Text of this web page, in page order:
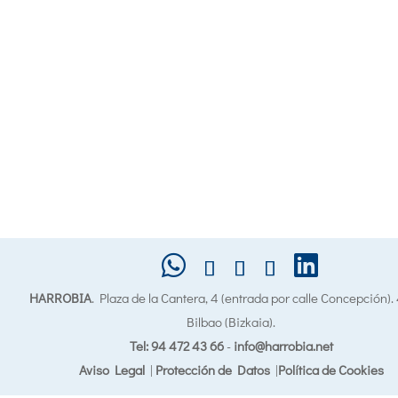
HARROBIA. Plaza de la Cantera, 4 (entrada por calle
Bilbao (Bizkaia).
Tel: 94 472 43 66- info@harrobia.net
Aviso Legal| Protección de Datos|Política de Cookies